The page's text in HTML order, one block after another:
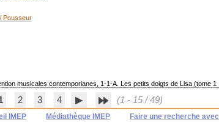
Pousseur
musicales contemporianes, 1-1-A. Les petits doigts de Lisa (tome
2 3 4 (1 - 15 / 49)
IMEP Médiathèque IMEP Faire une recherche